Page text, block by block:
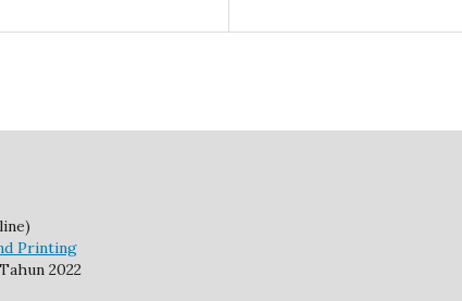
Printing
2022